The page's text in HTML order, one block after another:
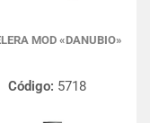
MOD «DANUBIO»
Código: 5718